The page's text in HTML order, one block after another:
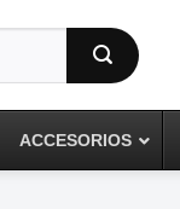
ACCESORIOS